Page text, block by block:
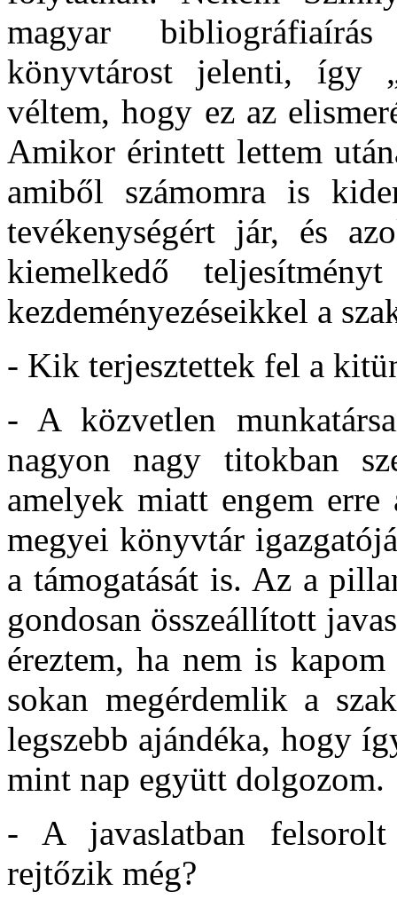
magyar
könyvtárost jelenti, így
véltem, hogy ez az
Amikor érintett lettem
amiből számomra is
tevékenységért jár, és
kiemelkedő
kezdeményezéseikkel a
- Kik terjesztettek fel a
- A közvetlen
nagyon nagy titokban
amelyek miatt engem
megyei könyvtár
a támogatását is. Az a
gondosan összeállított
éreztem, ha nem is
sokan megérdemlik a
legszebb ajándéka, hogy
mint nap együtt dolgozom.
- A javaslatban
rejtőzik még?